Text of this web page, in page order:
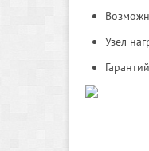
Узел